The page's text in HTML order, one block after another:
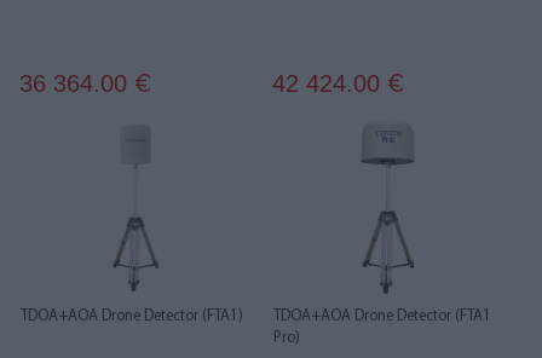
36 364.00 € 42 424.00 €
TDOA+AOA Drone Detector (FTA1)
TDOA+AOA Drone Detector (FTA1
Pro)